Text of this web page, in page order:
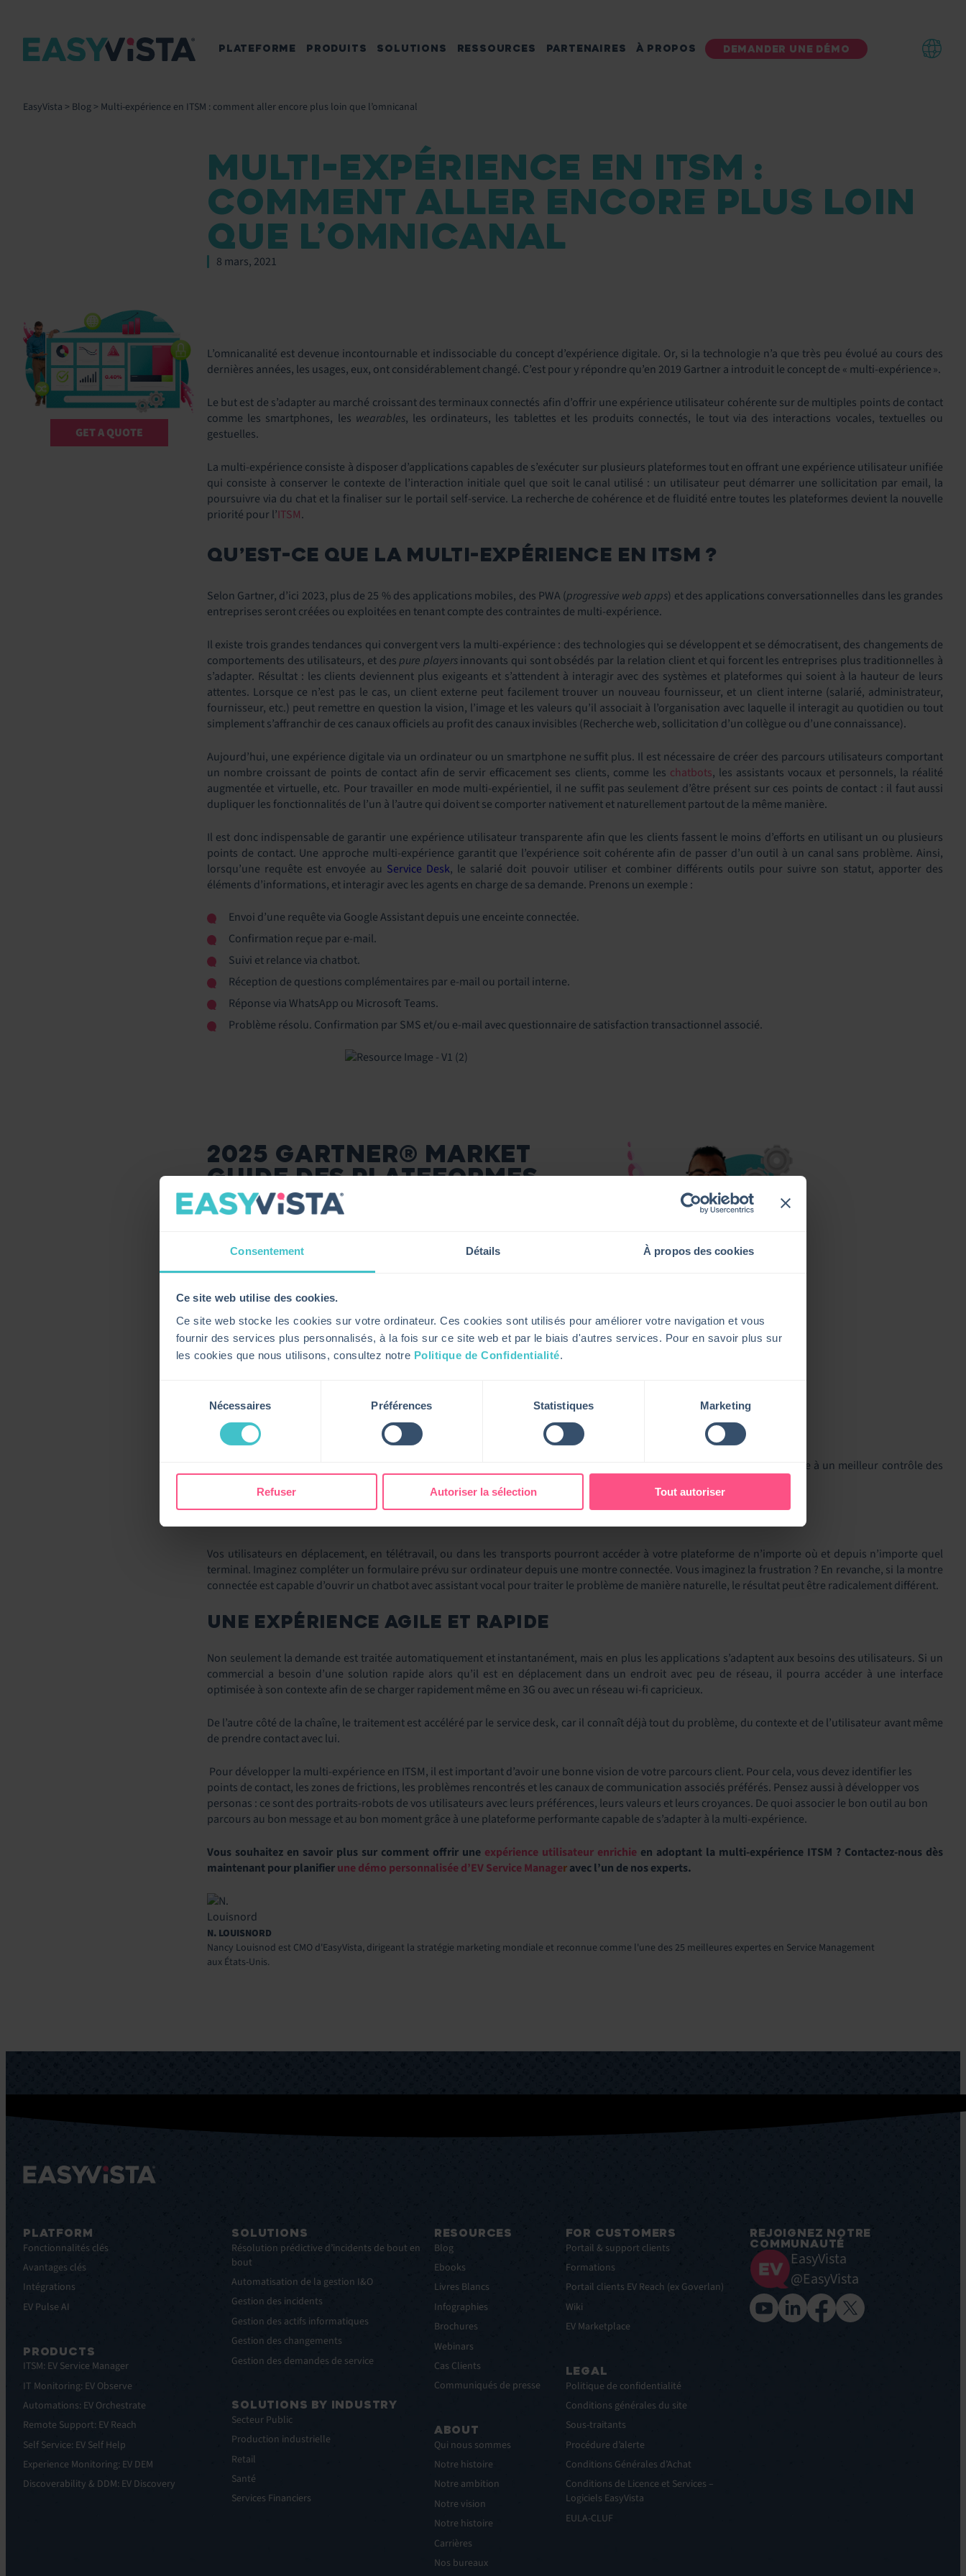
Consentement Détails À propos des cookies
Ce site web utilise des cookies.
Ce site web stocke les cookies sur votre ordinateur. Ces cookies sont utilisés pour améliorer votre navigation et vous
fournir des services plus personnalisés, à la fois sur ce site web et par le biais d'autres services. Pour en savoir plus sur
les cookies que nous utilisons, consultez notre Politique de Confidentialité.
consentement
Nécessaires Préférences Statistiques Marketing
Refuser Autoriser la sélection Tout autoriser
DEMANDER UNE DÉMO
PLATEFORME PRODUITS SOLUTIONS RESSOURCES PARTENAIRES À PROPOS
EasyVista > Blog> Multi-expérience en ITSM : comment aller encore plus loin que l’omnicanal
GET A QUOTE
MULTI-EXPÉRIENCE EN ITSM :
COMMENT ALLER ENCORE PLUS LOIN
QUE L’OMNICANAL
8 mars, 2021
L’omnicanalité est devenue incontournable et indissociable du concept d’expérience digitale. Or, si la technologie n’a que très peu évolué au cours des
dernières années, les usages, eux, ont considérablement changé. C’est pour y répondre qu’en 2019 Gartner a introduit le concept de « multi-expérience ​».
Le but est de s’adapter au marché croissant des terminaux connectés afin d’offrir une expérience utilisateur cohérente sur de multiples points de contact
comme les smartphones, les wearables, les ordinateurs, les tablettes et les produits connectés, le tout via des interactions vocales, textuelles ou
gestuelles.
La multi-expérience consiste à disposer d’applications capables de s’exécuter sur plusieurs plateformes tout en offrant une expérience utilisateur unifiée
qui consiste à conserver le contexte de l’interaction initiale quel que soit le canal utilisé : un utilisateur peut démarrer une sollicitation par email, la
poursuivre via du chat et la finaliser sur le portail self-service. La recherche de cohérence et de fluidité entre toutes les plateformes devient la nouvelle
priorité pour l’ITSM.
QU’EST-CE QUE LA MULTI-EXPÉRIENCE EN ITSM ?
Selon Gartner, d’ici 2023, plus de 25 % des applications mobiles, des PWA (progressive web apps) et des applications conversationnelles dans les grandes
entreprises seront créées ou exploitées en tenant compte des contraintes de multi-expérience.
Il existe trois grandes tendances qui convergent vers la multi-expérience : des technologies qui se développent et se démocratisent, des changements de
comportements des utilisateurs, et despure playersinnovants qui sont obsédés par la relation client et qui forcent les entreprises plus traditionnelles à
s’adapter. Résultat : les clients deviennent plus exigeants et s’attendent à interagir avec des systèmes et plateformes qui soient à la hauteur de leurs
attentes. Lorsque ce n’est pas le cas, un client externe peut facilement trouver un nouveau fournisseur, et un client interne (salarié, administrateur,
fournisseur, etc.) peut remettre en question la vision, l’image et les valeurs qu’il associait à l’organisation avec laquelle il interagit au quotidien ou tout
simplement s’affranchir de ces canaux officiels au profit des canaux invisibles (Recherche web, sollicitation d’un collègue ou d’une connaissance).
Aujourd’hui, une expérience digitale via un ordinateur ou un smartphone ne suffit plus. Il est nécessaire de créer des parcours utilisateurs comportant
un nombre croissant de points de contact afin de servir efficacement ses clients, comme les chatbots, les assistants vocaux et personnels, la réalité
augmentée et virtuelle, etc. Pour travailler en mode multi-expérientiel, il ne suffit pas seulement d’être présent sur ces points de contact : il faut aussi
dupliquer les fonctionnalités de l’un à l’autre qui doivent se comporter nativement et naturellement partout de la même manière.
Il est donc indispensable de garantir une expérience utilisateur transparente afin que les clients fassent le moins d’efforts en utilisant un ou plusieurs
points de contact. Une approche multi-expérience garantit que l’expérience soit cohérente afin de passer d’un outil à un canal sans problème. Ainsi,
lorsqu’une requête est envoyée au Service Desk, le salarié doit pouvoir utiliser et combiner différents outils pour suivre son statut, apporter des
éléments d’informations, et interagir avec les agents en charge de sa demande. Prenons un exemple :
Envoi d’une requête via Google Assistant depuis une enceinte connectée.
Confirmation reçue par e-mail.
Suivi et relance via chatbot.
Réception de questions complémentaires par e-mail ou portail interne.
Réponse via WhatsApp ou Microsoft Teams.
Problème résolu. Confirmation par SMS et/ou e-mail avec questionnaire de satisfaction transactionnel associé.
2025 GARTNER® MARKET
GUIDE DES PLATEFORMES
ITSM
POURQUOI FAIRE LE PARI DE LA MULTI-EXPÉRIENCE ?
La multi-expérience en ITSM permet à la fois de gagner en productivité, en temps, en efficacité, mais aussi en budget grâce à un meilleur contrôle des
UNE EXPÉRIENCE À FORTE VALEUR AJOUTÉE
Vos utilisateurs en déplacement, en télétravail, ou dans les transports pourront accéder à votre plateforme de n’importe où et depuis n’importe quel
terminal. Imaginez compléter un formulaire prévu sur ordinateur depuis une montre connectée. Vous imaginez la frustration ? En revanche, si la montre
connectée est capable d’ouvrir un chatbot avec assistant vocal pour traiter le problème de manière naturelle, le résultat peut être radicalement différent.
UNE EXPÉRIENCE AGILE ET RAPIDE
Non seulement la demande est traitée automatiquement et instantanément, mais en plus les applications s’adaptent aux besoins des utilisateurs. Si un
commercial a besoin d’une solution rapide alors qu’il est en déplacement dans un endroit avec peu de réseau, il pourra accéder à une interface
optimisée à son contexte afin de se charger rapidement même en 3G ou avec un réseau wi-fi capricieux.
De l’autre côté de la chaîne, le traitement est accéléré par le service desk, car il connaît déjà tout du problème, du contexte et de l’utilisateur avant même
de prendre contact avec lui.
Pour développer la multi-expérience en ITSM, il est important d’avoir une bonne vision de votre parcours client. Pour cela, vous devez identifier les
points de contact, les zones de frictions, les problèmes rencontrés et les canaux de communication associés préférés. Pensez aussi à développer vos
personas : ce sont des portraits-robots de vos utilisateurs avec leurs préférences, leurs valeurs et leurs croyances. De quoi associer le bon outil au bon
parcours au bon message et au bon moment grâce à une plateforme performante capable de s’adapter à la multi-expérience.
Vous souhaitez en savoir plus sur comment offrir une expérience utilisateur enrichie en adoptant la multi-expérience ITSM ? Contactez-nous dès
maintenant pour planifierune démo personnalisée d’EV Service Manageravec l’un de nos experts.
N. LOUISNORD
Nancy Louisnod est CMO d'EasyVista, dirigeant la stratégie marketing mondiale et reconnue comme l'une des 25 meilleures expertes en Service Management
aux États-Unis.
PLATFORM
Fonctionnalités clés
Avantages clés
Intégrations
EV Pulse AI
PRODUCTS
ITSM: EV Service Manager
IT Monitoring: EV Observe
Automations: EV Orchestrate
Remote Support: EV Reach
Self Service: EV Self Help
Experience Monitoring: EV DEM
Discoverability & DDM: EV Discovery
SOLUTIONS
Résolution prédictive d’incidents de bout en
bout
Automatisation de la gestion I&O
Gestion des incidents
Gestion des actifs informatiques
Gestion des changements
Gestion des demandes de service
SOLUTIONS BY INDUSTRY
Secteur Public
Production industrielle
Retail
Santé
Services Financiers
RESOURCES
Blog
Ebooks
Livres Blancs
Infographies
Brochures
Webinars
Cas Clients
Communiqués de presse
ABOUT
Qui nous sommes
Notre histoire
Notre ambition
Notre vision
Notre histoire
Carrières
Nos bureaux
FOR CUSTOMERS
Portail & support clients
Formations
Portail clients EV Reach (ex Goverlan)
Wiki
EV Marketplace
LEGAL
Politique de confidentialité
Conditions générales du site
Sous-traitants
Procédure d’alerte
Conditions Générales d’Achat
Conditions de Licence et Services –
Logiciels EasyVista
EULA-CLUF
REJOIGNEZ NOTRE
COMMUNAUTÉ
EasyVista
@EasyVista